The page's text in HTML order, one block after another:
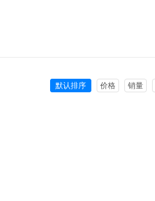
默认排序 价格 销量